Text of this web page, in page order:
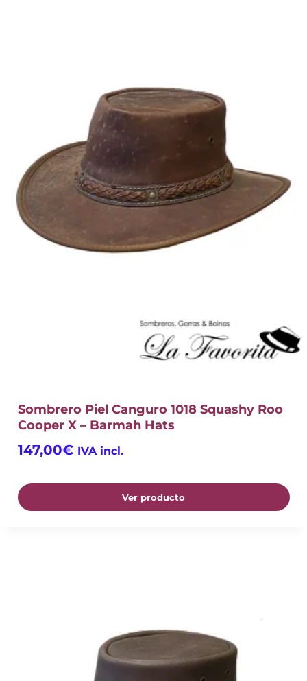
Sombrero Piel Canguro 1018 Squashy Roo
Cooper X – Barmah Hats
147,00€ IVA incl.
Ver producto